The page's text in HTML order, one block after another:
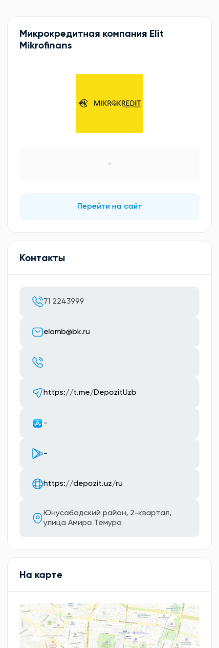
Микрокредитная компания Elit
Mikrofinans
-
Перейти на сайт
Контакты
71 2243999
elomb@bk.ru
https://t.me/DepozitUzb
-
-
https://depozit.uz/ru
Юнусабадский район, 2-квартал,
улица Амира Темура
На карте